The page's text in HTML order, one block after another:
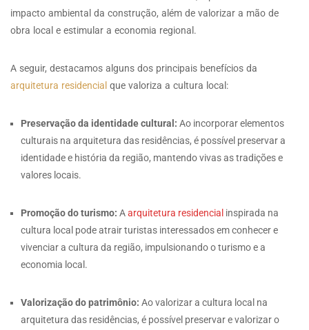
impacto ambiental da construção, além de valorizar a mão de
obra local e estimular a economia regional.
A seguir, destacamos alguns dos principais benefícios da
arquitetura residencial que valoriza a cultura local:
Preservação da identidade cultural: Ao incorporar elementos
culturais na arquitetura das residências, é possível preservar a
identidade e história da região, mantendo vivas as tradições e
valores locais.
Promoção do turismo: Aarquitetura residencial inspirada na
cultura local pode atrair turistas interessados em conhecer e
vivenciar a cultura da região, impulsionando o turismo e a
economia local.
Valorização do patrimônio: Ao valorizar a cultura local na
arquitetura das residências, é possível preservar e valorizar o